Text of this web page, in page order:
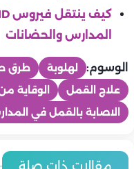
المدارس والحضانات
الوسوم: لهلوبة طرق
علاج القمل
الوقاية
الاصابة بالقمل في
ولادى